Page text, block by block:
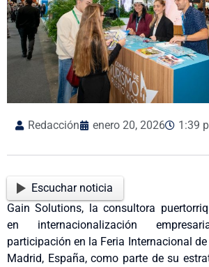
Redacción enero 20, 2026 1:39
Escuchar noticia
Gain Solutions, la consultora
en internacionalización
participación en la Feria Internacional de
Madrid, España, como parte de su